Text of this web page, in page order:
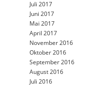
Juli 2017
Juni 2017
Mai 2017
April 2017
November 2016
Oktober 2016
September 2016
August 2016
Juli 2016